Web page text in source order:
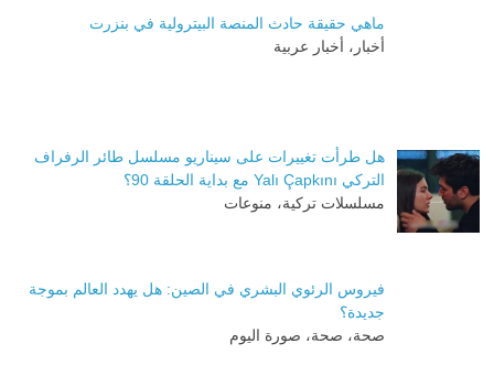
ماهي حقيقة حادث المنصة البيترولية في بنزرت
أخبار، أخبار عربية
هل طرأت تغييرات على سيناريو مسلسل طائر الرفراف
التركي Yalı Çapkını مع بداية الحلقة 90؟
مسلسلات تركية، منوعات
فيروس الرئوي البشري في الصين: هل يهدد العالم بموجة
جديدة؟
صحة، صحة، صورة اليوم